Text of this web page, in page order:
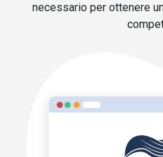
necessario per ottenere